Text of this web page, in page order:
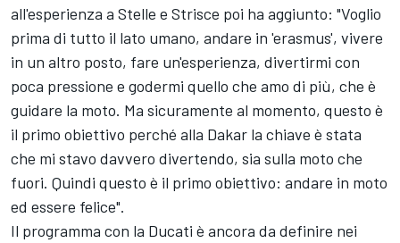
all'esperienza a Stelle e Strisce poi ha aggiunto: "Voglio
prima di tutto il lato umano, andare in 'erasmus', vivere
in un altro posto, fare un'esperienza, divertirmi con
poca pressione e godermi quello che amo di più, che è
guidare la moto. Ma sicuramente al momento, questo è
il primo obiettivo perché alla Dakar la chiave è stata
che mi stavo davvero divertendo, sia sulla moto che
fuori. Quindi questo è il primo obiettivo: andare in moto
ed essere felice".
Il programma con la Ducati è ancora da definire nei